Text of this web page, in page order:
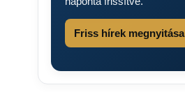
Friss hírek megnyitása